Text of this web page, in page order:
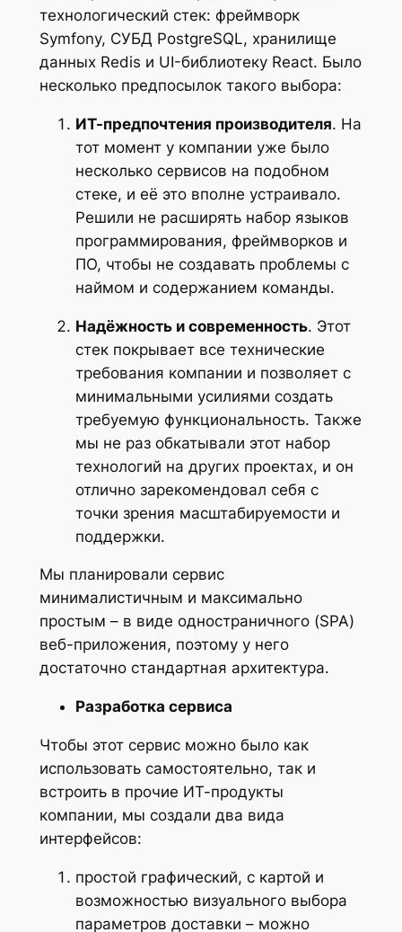
технологический стек: фреймворк
Symfony, СУБД PostgreSQL, хранилище
данных Redis и UI-библиотеку React. Было
несколько предпосылок такого выбора:
ИТ-предпочтения производителя. На
тот момент у компании уже было
несколько сервисов на подобном
стеке, и её это вполне устраивало.
Решили не расширять набор языков
программирования, фреймворков и
ПО, чтобы не создавать проблемы с
наймом и содержанием команды.
Надёжность и современность. Этот
стек покрывает все технические
требования компании и позволяет с
минимальными усилиями создать
требуемую функциональность. Также
мы не раз обкатывали этот набор
технологий на других проектах, и он
отлично зарекомендовал себя с
точки зрения масштабируемости и
поддержки.
Мы планировали сервис
минималистичным и максимально
простым – в виде одностраничного (SPA)
веб-приложения, поэтому у него
достаточно стандартная архитектура.
Разработка сервиса
Чтобы этот сервис можно было как
использовать самостоятельно, так и
встроить в прочие ИТ-продукты
компании, мы создали два вида
интерфейсов:
простой графический, с картой и
возможностью визуального выбора
параметров доставки – можно